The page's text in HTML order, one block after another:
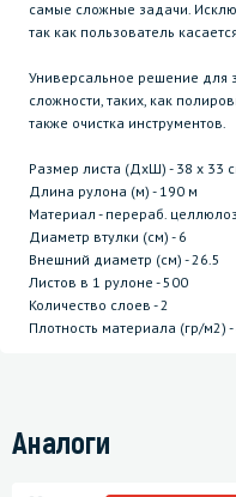
самые сложные задачи.
так как пользователь
Универсальное решение для
сложности, таких, как
также очистка инструментов.
Размер листа (ДхШ) - 38 х 33
Длина рулона (м) - 190 м
Материал - перераб.
Диаметр втулки (см) - 6
Внешний диаметр (см) - 26.5
Листов в 1 рулоне - 500
Количество слоев - 2
Плотность материала (гр/м2)
Аналоги